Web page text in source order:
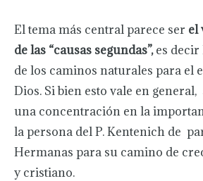
El tema más central parece ser el
de las “causas segundas”,es
de los caminos naturales para el
Dios. Si bien esto vale en
una concentración en la
la persona del P. Kentenich de
Hermanas para su camino de
y cristiano.